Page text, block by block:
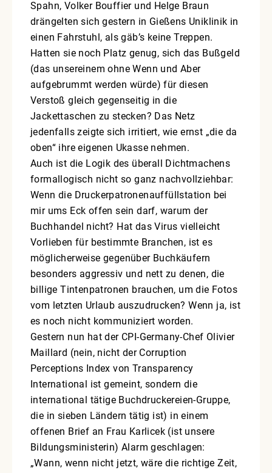
Spahn, Volker Bouffier und Helge Braun
drängelten sich gestern in Gießens Uniklinik in
einen Fahrstuhl, als gäb’s keine Treppen.
Hatten sie noch Platz genug, sich das Bußgeld
(das unsereinem ohne Wenn und Aber
aufgebrummt werden würde) für diesen
Verstoß gleich gegenseitig in die
Jackettaschen zu stecken? Das Netz
jedenfalls zeigte sich irritiert, wie ernst „die da
oben“ ihre eigenen Ukasse nehmen.
Auch ist die Logik des überall Dichtmachens
formallogisch nicht so ganz nachvollziehbar:
Wenn die Druckerpatronenauffüllstation bei
mir ums Eck offen sein darf, warum der
Buchhandel nicht? Hat das Virus vielleicht
Vorlieben für bestimmte Branchen, ist es
möglicherweise gegenüber Buchkäufern
besonders aggressiv und nett zu denen, die
billige Tintenpatronen brauchen, um die Fotos
vom letzten Urlaub auszudrucken? Wenn ja, ist
es noch nicht kommuniziert worden.
Gestern nun hat der CPI-Germany-Chef Olivier
Maillard (nein, nicht der Corruption
Perceptions Index von Transparency
International ist gemeint, sondern die
international tätige Buchdruckereien-Gruppe,
die in sieben Ländern tätig ist) in einem
offenen Brief an Frau Karlicek (ist unsere
Bildungsministerin) Alarm geschlagen:
„Wann, wenn nicht jetzt, wäre die richtige Zeit,